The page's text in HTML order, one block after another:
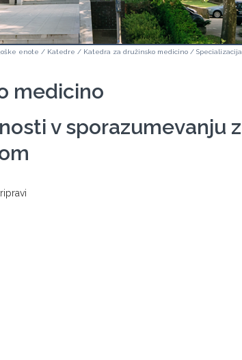
enote / Katedre / Katedra za družinsko medicino / Specializacija
medicino
v sporazumevanju z